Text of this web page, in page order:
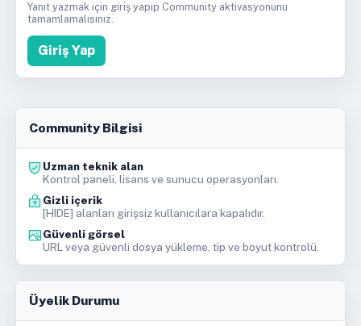
Yanıt yazmak için giriş yapıp Community aktivasyonunu
tamamlamalısınız.
Giriş Yap
Community Bilgisi
Uzman teknik alan
Kontrol paneli, lisans ve sunucu operasyonları.
Gizli içerik
[HIDE] alanları girişsiz kullanıcılara kapalıdır.
Güvenli görsel
URL veya güvenli dosya yükleme, tip ve boyut kontrolü.
Üyelik Durumu